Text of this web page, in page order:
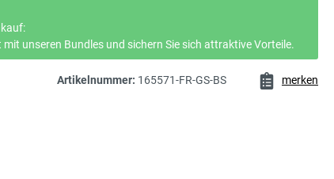
unseren Bundles und sichern Sie sich attraktive Vorteile.
Artikelnummer: 165571-FR-GS-BS merken